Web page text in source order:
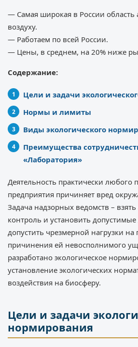
— Самая широкая в России область
воздуху.
— Работаем по всей России.
— Цены, в среднем, на 20% ниже
Содержание:
Цели и задачи
Нормы и лимиты
Виды экологического
Преимущества
«Лаборатория»
Деятельность практически
предприятия причиняет вред
Задача надзорных ведомств – взять
контроль и установить
допустить чрезмерной нагрузки на
причинения ей невосполнимого
разработано экологическое
установление экологических
воздействия на биосферу.
Цели и задачи
нормирования